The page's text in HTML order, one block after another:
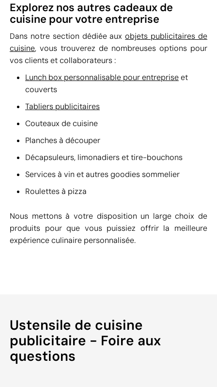
Explorez nos autres cadeaux de
cuisine pour votre entreprise
Dans notre section dédiée auxobjets publicitaires de
cuisine, vous trouverez de nombreuses options pour
vos clients et collaborateurs :
Lunch box personnalisable pour entrepriseet
couverts
Tabliers publicitaires
Couteaux de cuisine
Planches à découper
Décapsuleurs, limonadiers et tire-bouchons
Services à vin et autres goodies sommelier
Roulettes à pizza
Nous mettons à votre disposition un large choix de
produits pour que vous puissiez offrir la meilleure
expérience culinaire personnalisée.
Ustensile de cuisine
publicitaire - Foire aux
questions